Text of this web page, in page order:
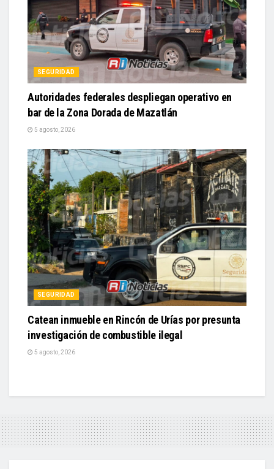
SEGURIDAD
Autoridades federales despliegan operativo en
bar de la Zona Dorada de Mazatlán
5 agosto, 2026
SEGURIDAD
Catean inmueble en Rincón de Urías por presunta
investigación de combustible ilegal
5 agosto, 2026